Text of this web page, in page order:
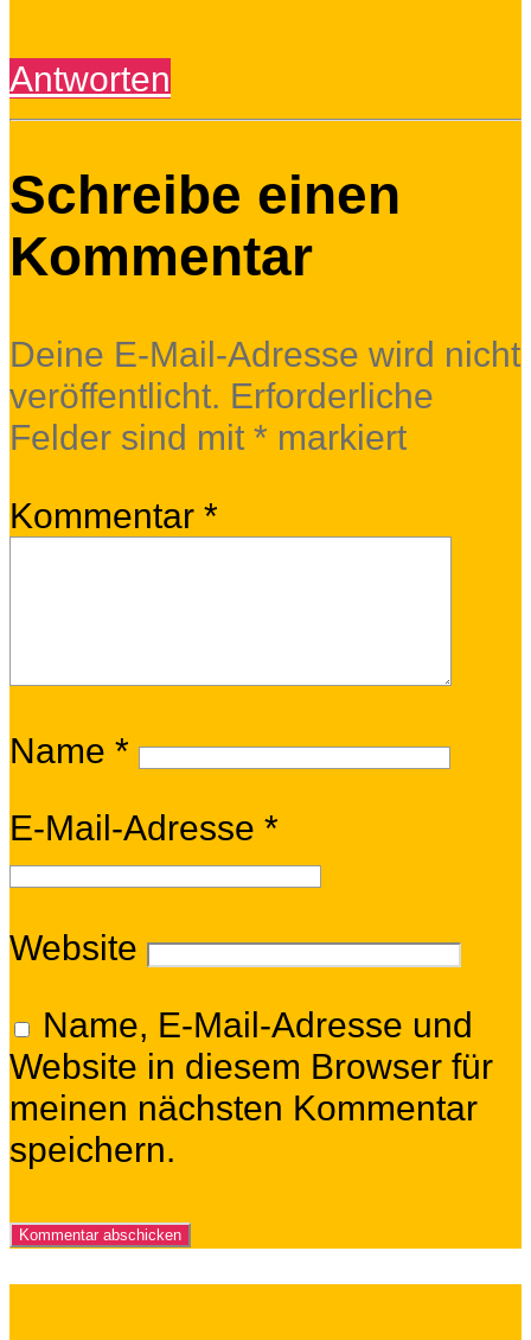
Antworten
Schreibe einen
Kommentar
Deine E-Mail-Adresse wird nicht
veröffentlicht. Erforderliche
Felder sind mit * markiert
Kommentar *
Name *
E-Mail-Adresse *
Website
Name, E-Mail-Adresse und
Website in diesem Browser für
meinen nächsten Kommentar
speichern.